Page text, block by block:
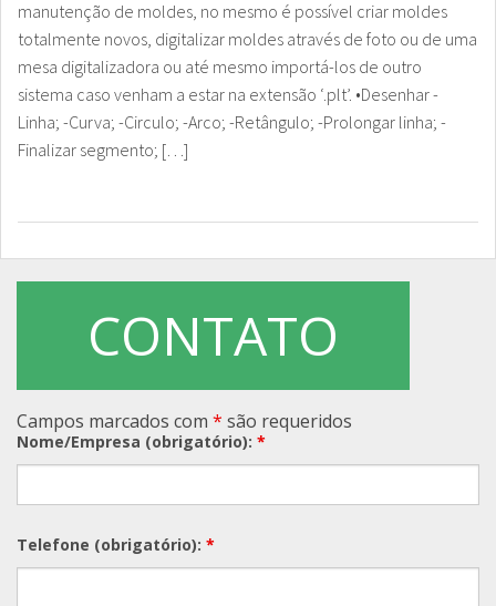
manutenção de moldes, no mesmo é possível criar moldes
totalmente novos, digitalizar moldes através de foto ou de uma
mesa digitalizadora ou até mesmo importá-los de outro
sistema caso venham a estar na extensão ‘.plt’. •Desenhar -
Linha; -Curva; -Circulo; -Arco; -Retângulo; -Prolongar linha; -
Finalizar segmento; […]
CONTATO
Campos marcados com * são requeridos
Nome/Empresa (obrigatório): *
Telefone (obrigatório): *